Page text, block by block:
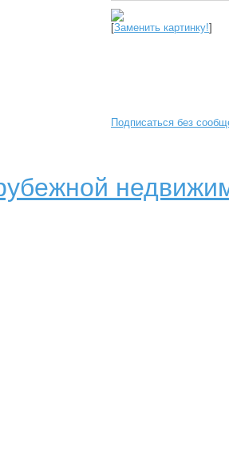
[Заменить картинку!]
Подписаться без